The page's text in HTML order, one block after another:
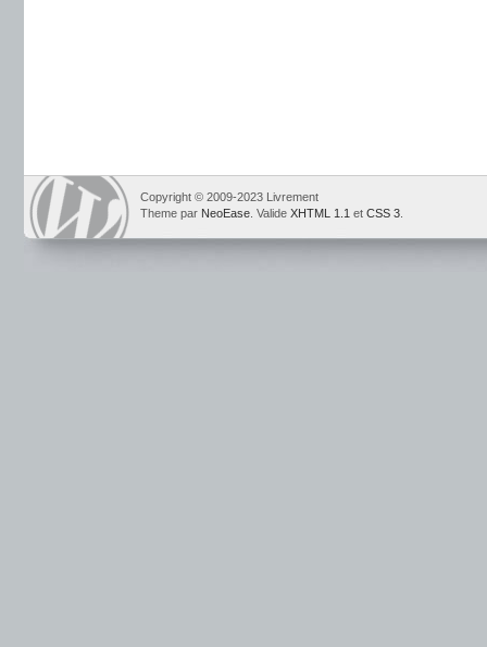
Copyright © 2009-2023 Livrement
Theme par NeoEase . Valide XHTML 1.1 et CSS 3